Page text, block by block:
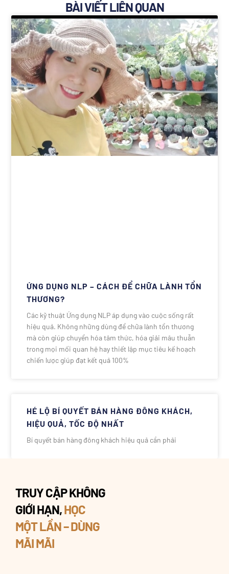
BÀI VIẾT LIÊN QUAN
ỨNG DỤNG NLP – CÁCH ĐỂ CHỮA LÀNH TỔN
THƯƠNG?
Các kỹ thuật Ứng dụng NLP áp dụng vào cuộc sống rất
hiệu quả. Không những dùng để chữa lành tổn thương
mà còn giúp chuyển hóa tâm thức, hóa giải mâu thuẫn
trong mọi mối quan hệ hay thiết lập mục tiêu kế hoạch
chiến lược giúp đạt kết quả 100%
HÉ LỘ BÍ QUYẾT BÁN HÀNG ĐÔNG KHÁCH,
HIỆU QUẢ, TỐC ĐỘ NHẤT
Bí quyết bán hàng đông khách hiệu quả cần phải
TRUY CẬP KHÔNG
GIỚI HẠN,HỌC
MỘT LẦN – DÙNG
MÃI MÃI